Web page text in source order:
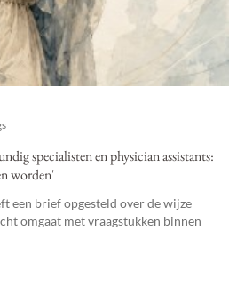
specialisten en physician assistants:
worden'
een brief opgesteld over de wijze
omgaat met vraagstukken binnen